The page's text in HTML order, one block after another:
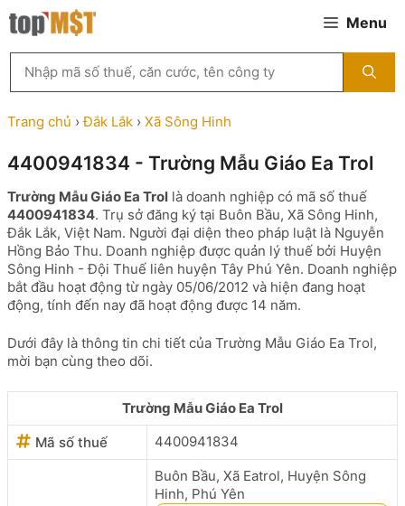
Chuyển
đến
Menu
kiếm
MST
theo
tên
ty,
người
đại
diện
hoặc
mã
số
thuế
...
Trang chủ ›Đắk Lắk › Xã Sông Hinh
4400941834 - Trường Mẫu Giáo Ea Trol
Trường Mẫu Giáo Ea Trol là doanh nghiệp có mã số thuế
4400941834. Trụ sở đăng ký tại Buôn Bầu, Xã Sông Hinh,
Đắk Lắk, Việt Nam. Người đại diện theo pháp luật là Nguyễn
Hồng Bảo Thu. Doanh nghiệp được quản lý thuế bởi Huyện
Sông Hinh - Đội Thuế liên huyện Tây Phú Yên. Doanh nghiệp
bắt đầu hoạt động từ ngày 05/06/2012 và hiện đang hoạt
động, tính đến nay đã hoạt động được 14 năm.
Dưới đây là thông tin chi tiết của Trường Mẫu Giáo Ea Trol,
mời bạn cùng theo dõi.
Trường Mẫu Giáo Ea Trol
Mã số thuế
4400941834
Buôn Bầu, Xã Eatrol, Huyện Sông
Hinh, Phú Yên